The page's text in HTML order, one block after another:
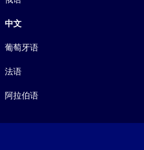
中文
葡萄牙语
法语
阿拉伯语